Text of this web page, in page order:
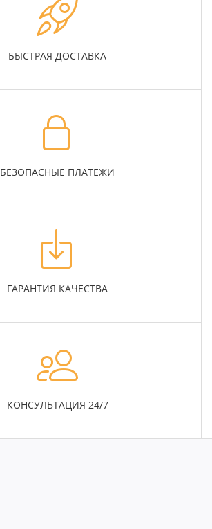
БЫСТРАЯ ДОСТАВКА
БЕЗОПАСНЫЕ ПЛАТЕЖИ
ГАРАНТИЯ КАЧЕСТВА
КОНСУЛЬТАЦИЯ 24/7